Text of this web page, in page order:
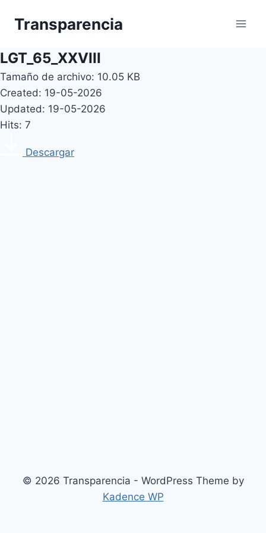
Transparencia
LGT_65_XXVIII
Tamaño de archivo: 10.05 KB
Created: 19-05-2026
Updated: 19-05-2026
Hits: 7
Descargar
© 2026 Transparencia - WordPress Theme by
Kadence WP